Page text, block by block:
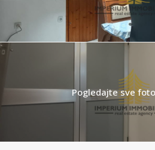
Pogledajte sve